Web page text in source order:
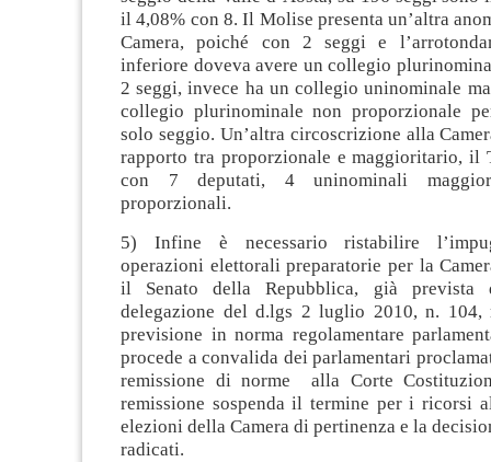
il 4,08% con 8. Il Molise presenta un’altra
Camera, poiché con 2 seggi e
inferiore doveva avere un collegio
2 seggi, invece ha un collegio uninominale
collegio plurinominale non proporzionale
solo seggio. Un’altra circoscrizione alla
rapporto tra proporzionale e maggioritario, il
con 7 deputati, 4 uninominali
proporzionali.
5) Infine è necessario ristabilire
operazioni elettorali preparatorie per la
il Senato della Repubblica, già prevista
delegazione del d.lgs 2 luglio 2010, n. 104,
previsione in norma regolamentare
procede a convalida dei parlamentari
remissione di norme alla Corte
remissione sospenda il termine per i ricorsi
elezioni della Camera di pertinenza e la
radicati.